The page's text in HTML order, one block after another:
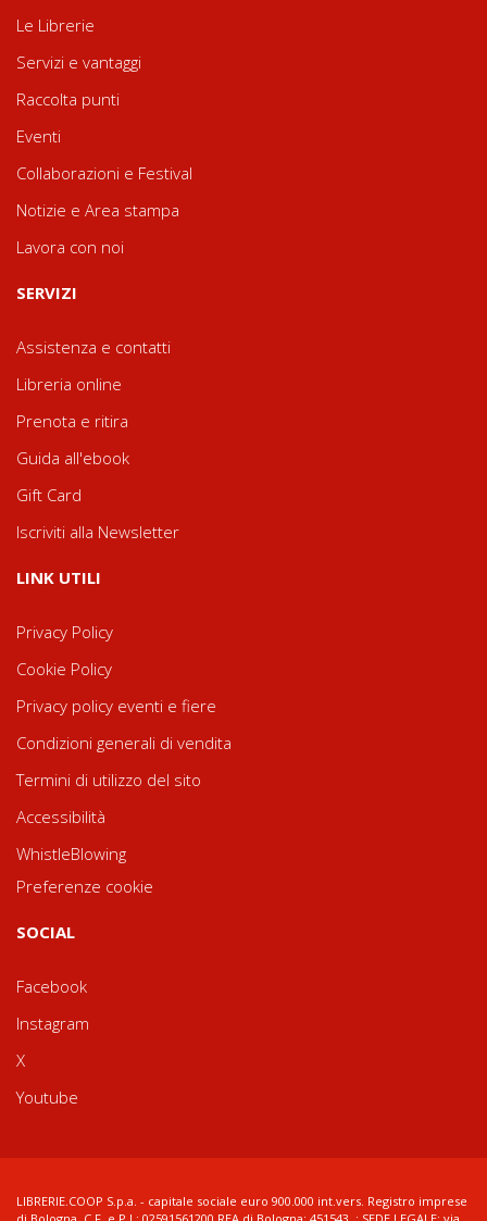
Le Librerie
Servizi e vantaggi
Raccolta punti
Eventi
Collaborazioni e Festival
Notizie e Area stampa
Lavora con noi
SERVIZI
Assistenza e contatti
Libreria online
Prenota e ritira
Guida all'ebook
Gift Card
Iscriviti alla Newsletter
LINK UTILI
Privacy Policy
Cookie Policy
Privacy policy eventi e fiere
Condizioni generali di vendita
Termini di utilizzo del sito
Accessibilità
WhistleBlowing
Preferenze cookie
SOCIAL
Facebook
Instagram
X
Youtube
LIBRERIE.COOP S.p.a. - capitale sociale euro 900.000 int.vers. Registro imprese